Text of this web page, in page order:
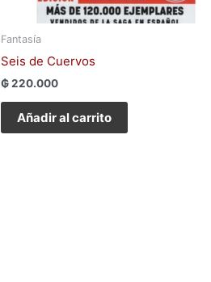
Fantasía
Seis de Cuervos
₲220.000
Añadir al carrito